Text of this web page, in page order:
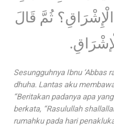
ثُمَّ قَالَ
Sesungguhnya Ibnu ‘Abbas
dhuha. Lantas aku
“Beritakan padanya apa
berkata, “Rasulullah
rumahku pada hari